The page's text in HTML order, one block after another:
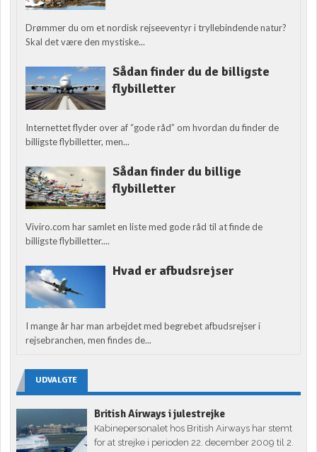
Drømmer du om et nordisk rejseeventyr i tryllebindende natur?
Skal det være den mystiske...
Sådan finder du de billigste
flybilletter
Internettet flyder over af “gode råd” om hvordan du finder de
billigste flybilletter, men...
Sådan finder du billige
flybilletter
Viviro.com har samlet en liste med gode råd til at finde de
billigste flybilletter....
Hvad er afbudsrejser
I mange år har man arbejdet med begrebet afbudsrejser i
rejsebranchen, men findes de...
UDVALGTE
British Airways i julestrejke
Kabinepersonalet hos British Airways har stemt
for at strejke i perioden 22. december 2009 til 2.